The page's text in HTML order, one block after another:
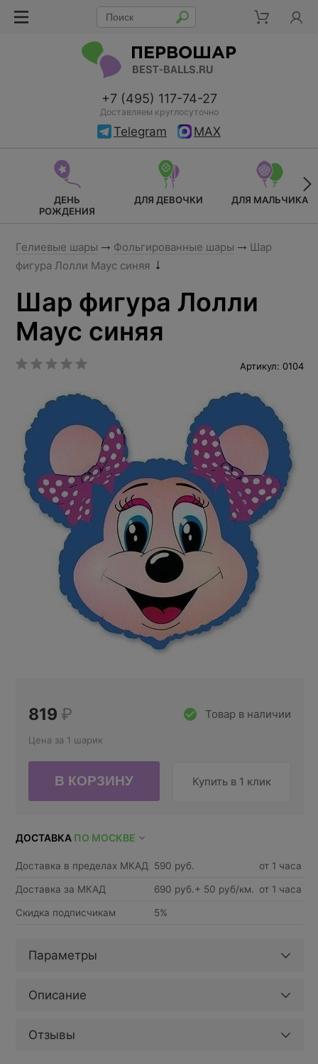
+7 (495) 117-74-27
Доставляем круглосуточно
Telegram MAX
ДЕНЬ
РОЖДЕНИЯ
ДЛЯ ДЕВОЧКИ ДЛЯ МАЛЬЧИКА
Гелиевые шары Фольгированные шары
Шар
фигура Лолли Маус синяя
Шар фигура Лолли
Маус синяя
Артикул: 0104
Товар в наличии
819 ₽
Цена за 1 шарик
Купить в 1 клик
ДОСТАВКА ПО МОСКВЕ
Доставка в пределах МКАД 590 руб. от 1 часа
Доставка за МКАД 690 руб.+ 50 руб/км. от 1 часа
Скидка подписчикам 5%
Параметры
Описание
Отзывы